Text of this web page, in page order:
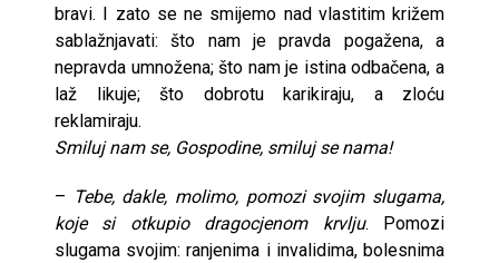
bravi. I zato se ne smijemo nad vlastitim križem
sablažnjavati: što nam je pravda pogažena, a
nepravda umnožena; što nam je istina odbačena, a
laž likuje; što dobrotu karikiraju, a zloću
reklamiraju.
Smiluj nam se, Gospodine, smiluj se nama!
– Tebe, dakle, molimo, pomozi svojim slugama,
koje si otkupio dragocjenom krvlju. Pomozi
slugama svojim: ranjenima i invalidima, bolesnima